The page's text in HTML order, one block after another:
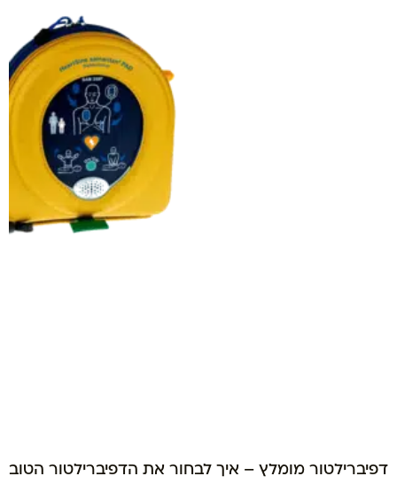
דפיברילטור מומלץ – איך לבחור את הדפיברילטור הטוב